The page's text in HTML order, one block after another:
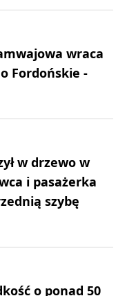
wraca
Fordońskie -
w drzewo w
i pasażerka
szybę
o ponad 50